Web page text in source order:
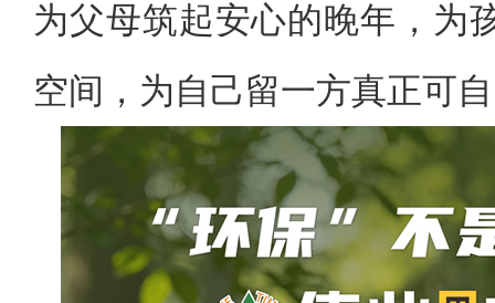
为父母筑起安心的晚年，为
空间，为自己留一方真正可